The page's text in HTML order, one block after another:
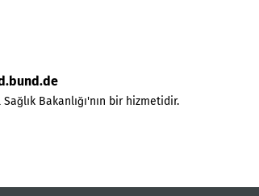
Bakanlığı'nın bir hizmetidir.